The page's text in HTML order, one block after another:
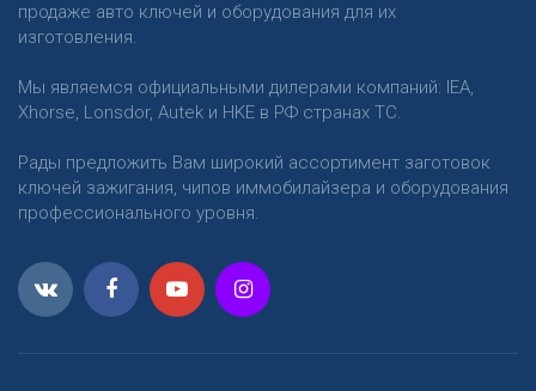
продаже авто ключей и оборудования для их
изготовления.
Мы являемся официальными дилерами компаний: IEA,
Xhorse, Lonsdor, Autek и HKE в РФ странах ТС.
Рады предложить Вам широкий ассортимент заготовок
ключей зажигания, чипов иммобилайзера и оборудования
профессионального уровня.